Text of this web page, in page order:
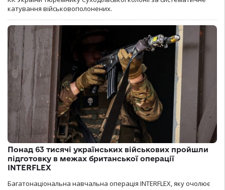
катування військовополонених.
Понад 63 тисячі українських військових пройшли
підготовку в межах британської операції
INTERFLEX
Багатонаціональна навчальна операція INTERFLEX, яку очолює